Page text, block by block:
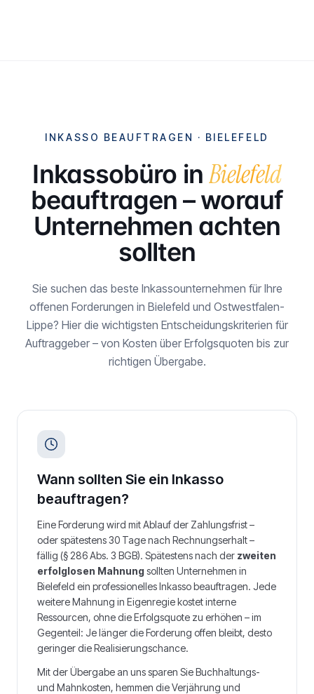
INKASSO BEAUFTRAGEN · BIELEFELD
Inkassobüro in Bielefeld
beauftragen – worauf
Unternehmen achten
sollten
Sie suchen das beste Inkassounternehmen für Ihre
offenen Forderungen in Bielefeld und Ostwestfalen-
Lippe? Hier die wichtigsten Entscheidungskriterien für
Auftraggeber – von Kosten über Erfolgsquoten bis zur
richtigen Übergabe.
Wann sollten Sie ein Inkasso
beauftragen?
Eine Forderung wird mit Ablauf der Zahlungsfrist –
oder spätestens 30 Tage nach Rechnungserhalt –
fällig (§ 286 Abs. 3 BGB). Spätestens nach der zweiten
erfolglosen Mahnungsollten Unternehmen in
Bielefeld ein professionelles Inkasso beauftragen. Jede
weitere Mahnung in Eigenregie kostet interne
Ressourcen, ohne die Erfolgsquote zu erhöhen – im
Gegenteil: Je länger die Forderung offen bleibt, desto
geringer die Realisierungschance.
Mit der Übergabe an uns sparen Sie Buchhaltungs-
und Mahnkosten, hemmen die Verjährung und